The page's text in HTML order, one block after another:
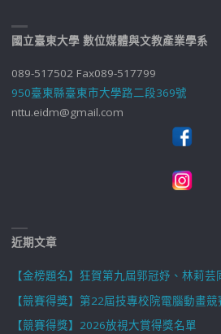
國立臺東大學 數位媒體與文教產業學系
089-517502 Fax089-517799
950臺東縣臺東市大學路二段369號
nttu.eidm@gmail.com
近期文章
【金榜題名】狂賀第九屆郭冠妤、林莉
【競賽得獎】第22屆技專校院電腦動畫
【競賽得獎】2026放視大賞得獎名單